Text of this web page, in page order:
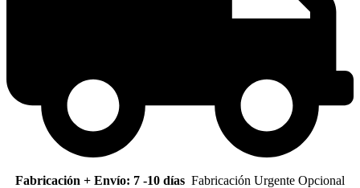
Fabricación + Envío: 7 -10 días Fabricación Urgente Opcional